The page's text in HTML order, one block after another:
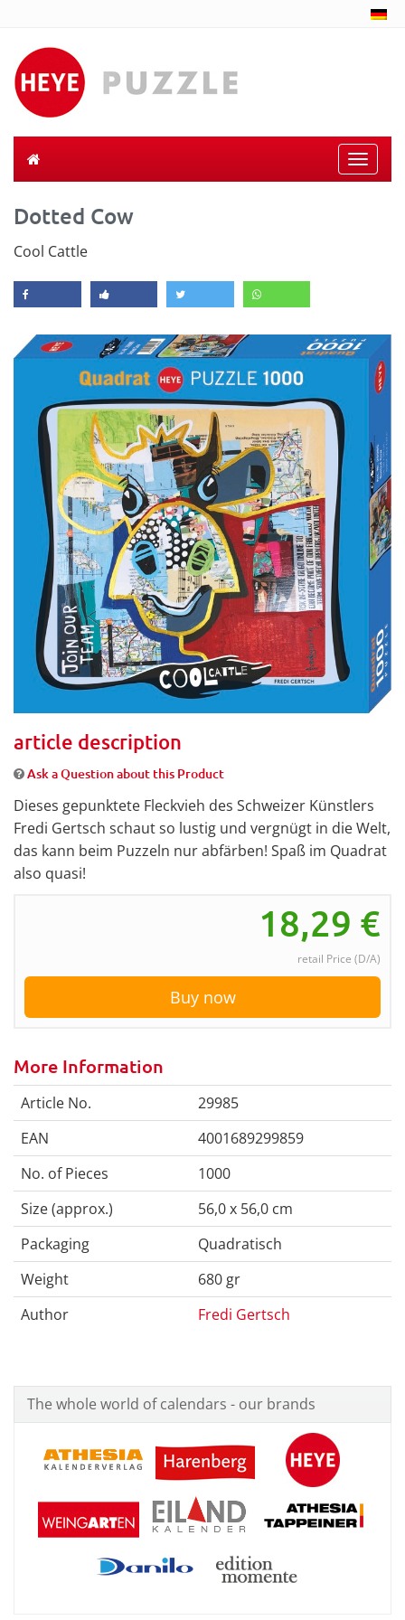
Toggle
Dotted Cow
Cool Cattle
article description
Ask a Question about this Product
Dieses gepunktete Fleckvieh des Schweizer Künstlers
Fredi Gertsch schaut so lustig und vergnügt in die Welt,
das kann beim Puzzeln nur abfärben! Spaß im Quadrat
also quasi!
18,29 €
retail Price (D/A)
Buy now
More Information
Article No.
29985
EAN
4001689299859
No. of Pieces
1000
Size (approx.)
56,0 x 56,0 cm
Packaging
Quadratisch
Weight
680 gr
Author
Fredi Gertsch
The whole world of calendars - our brands